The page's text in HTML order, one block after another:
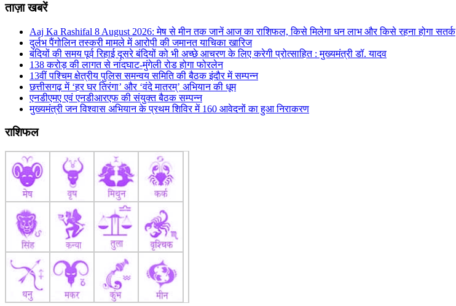
ताज़ा खबरें
Aaj Ka Rashifal 8 August 2026: मेष से मीन तक जानें आज का राशिफल, किसे मिलेगा धन लाभ और किसे रहना होगा सतर्क
दुर्लभ पैंगोलिन तस्करी मामले में आरोपी की जमानत याचिका खारिज
बंदियों की समय पूर्व रिहाई दूसरे बंदियों को भी अच्छे आचरण के लिए करेगी प्रोत्साहित : मुख्यमंत्री डॉ. यादव
138 करोड़ की लागत से नांदघाट-मुंगेली रोड होगा फोरलेन
13वीं पश्चिम क्षेत्रीय पुलिस समन्वय समिति की बैठक इंदौर में सम्पन्न
छत्तीसगढ़ में ‘हर घर तिरंगा’ और ‘वंदे मातरम्’ अभियान की धूम
एनडीएमए एवं एनडीआरएफ की संयुक्त बैठक सम्पन्न
मुख्यमंत्री जन विश्वास अभियान के प्रथम शिविर में 160 आवेदनों का हुआ निराकरण
राशिफल